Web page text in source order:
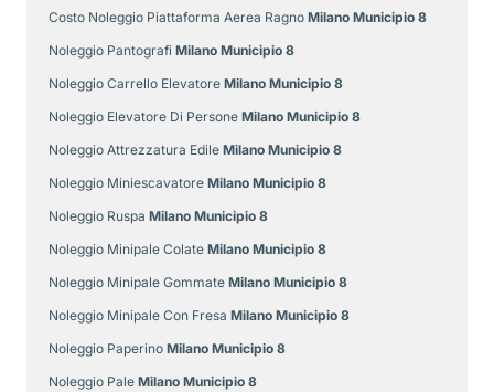
Costo Noleggio Piattaforma Aerea Ragno Milano Municipio 8
Noleggio Pantografi Milano Municipio 8
Noleggio Carrello Elevatore Milano Municipio 8
Noleggio Elevatore Di Persone Milano Municipio 8
Noleggio Attrezzatura Edile Milano Municipio 8
Noleggio Miniescavatore Milano Municipio 8
Noleggio Ruspa Milano Municipio 8
Noleggio Minipale Colate Milano Municipio 8
Noleggio Minipale Gommate Milano Municipio 8
Noleggio Minipale Con Fresa Milano Municipio 8
Noleggio Paperino Milano Municipio 8
Noleggio Pale Milano Municipio 8